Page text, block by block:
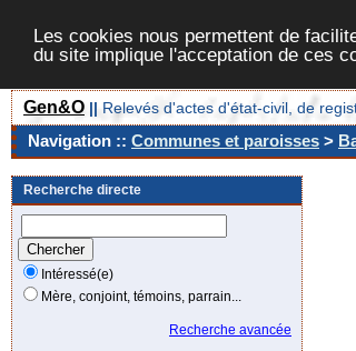
Les cookies nous permettent de
du site implique l'acceptation de ces
Gen&O || Relevés d'actes d'état-civil, de
Navigation :: Communes et paroisses >
Recherche directe
Intéressé(e)
Mère, conjoint, témoins, parrain...
Recherche avancée